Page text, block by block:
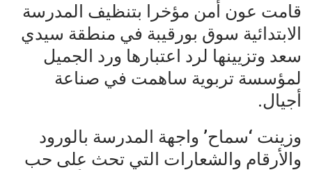
قامت عون أمن مؤخرا بتنظيف المدرسة
الابتدائية سوق بورقيبة في منطقة سيدي
سعد وتزيينها لرد اعتبارها ورد الجميل
لمؤسسة تربوية ساهمت في صناعة
أجيال.
وزينت ‘سماح’ واجهة المدرسة بالورود
والأرقام والشعارات التي تحث على حب